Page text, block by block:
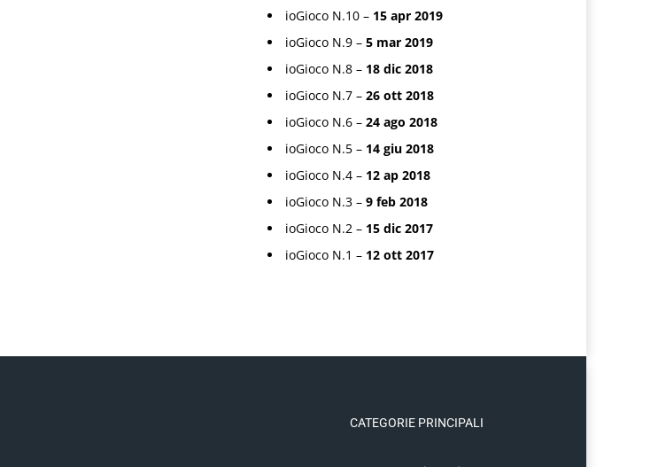
ioGioco N.10 – 15 apr 2019
ioGioco N.9 – 5 mar 2019
ioGioco N.8 – 18 dic 2018
ioGioco N.7 – 26 ott 2018
ioGioco N.6 – 24 ago 2018
ioGioco N.5 – 14 giu 2018
ioGioco N.4 – 12 ap 2018
ioGioco N.3 – 9 feb 2018
ioGioco N.2 – 15 dic 2017
ioGioco N.1 – 12 ott 2017
CATEGORIE PRINCIPALI